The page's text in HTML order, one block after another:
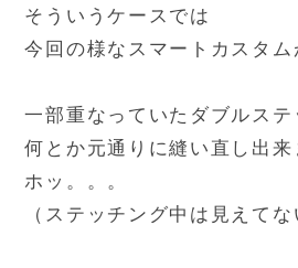
そういうケースでは
今回の様なスマートカスタム
一部重なっていたダブルステ
何とか元通りに縫い直し出来
ホッ。。。
（ステッチング中は見えてな